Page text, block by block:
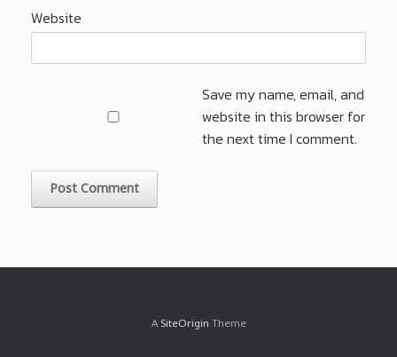
Website
Save my name, email, and
website in this browser for
the next time I comment.
A SiteOrigin Theme